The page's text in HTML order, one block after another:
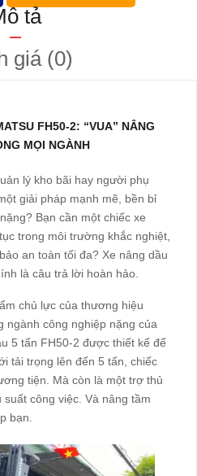
tả
giá (0)
FH50-2: “VUA” NÂNG
MỌI NGÀNH
lý kho bãi hay người phụ
giải pháp mạnh mẽ, bền bỉ
Bạn cần một chiếc xe
trong môi trường khắc nghiệt,
an toàn tối đa? Xe nâng dầu
là câu trả lời hoàn hảo.
chủ lực của thương hiệu
ngành công nghiệp nặng của
5 tấn FH50-2 được thiết kế để
tải trọng lên đến 5 tấn, chiếc
tiện. Mà còn là một trợ thủ
công việc. Và nâng tầm
bạn.